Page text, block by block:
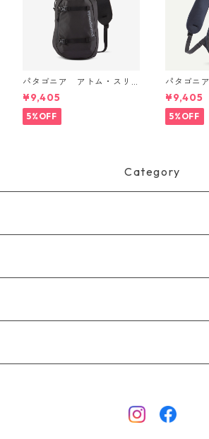
パタゴニア アトム・スリ
ング 8L (カラー Black) Pat
agonia Atom Sling Bag 8L
日本正規品 製品番号 4826
2
¥9,405
5%OFF
パタゴニ
グ 8L
8L 日本正
¥9,405
5%OFF
Category